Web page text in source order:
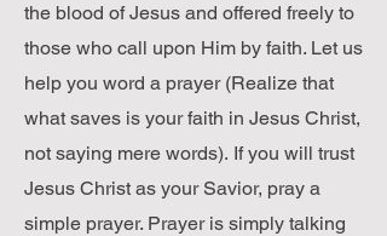
the blood of Jesus and offered freely to
those who call upon Him by faith. Let us
help you word a prayer (Realize that
what saves is your faith in Jesus Christ,
not saying mere words). If you will trust
Jesus Christ as your Savior, pray a
simple prayer. Prayer is simply talking